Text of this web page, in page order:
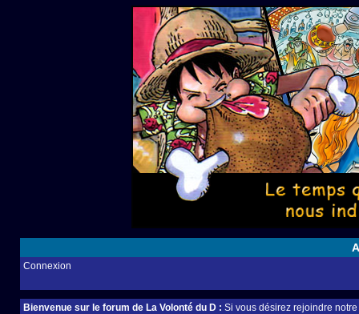
Connexion
Bienvenue sur le forum de La Volonté du D : Si vous désirez rejoindre